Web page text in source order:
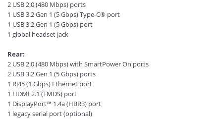
2 USB 2.0 (480 Mbps) ports
1 USB 3.2 Gen 1 (5 Gbps) Type-C® port
1 USB 3.2 Gen 1 (5 Gbps) port
1 global headset jack
Rear:
2 USB 2.0 (480 Mbps) with SmartPower On ports
2 USB 3.2 Gen 1 (5 Gbps) ports
1 RJ45 (1 Gbps) Ethernet port
1 HDMI 2.1 (TMDS) port
1 DisplayPort™ 1.4a (HBR3) port
1 legacy serial port (optional)